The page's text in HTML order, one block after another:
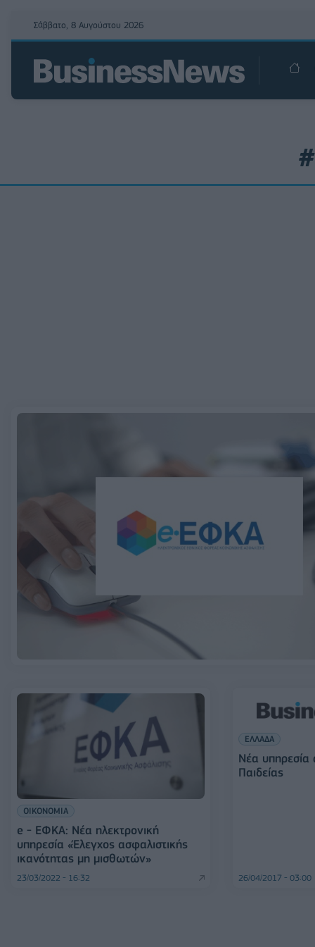
Σάββατο, 8 Αυγούστου 2026
ΟΙΚΟΝΟΜΙΑ
e - ΕΦΚΑ: Νέα ηλεκτρονική
υπηρεσία «Έλεγχος ασφαλιστικής
ικανότητας μη μισθωτών»
23/03/2022 - 16:32
ΕΛΛΑΔΑ
Νέα υπηρεσία
Παιδείας
26/04/2017 - 03:00